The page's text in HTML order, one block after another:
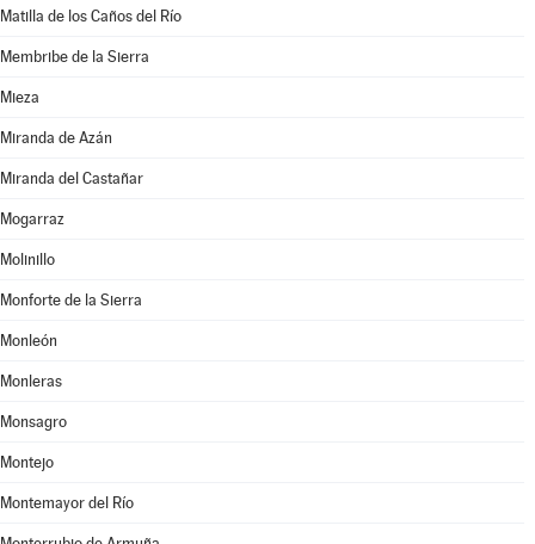
Matilla de los Caños del Río
Membribe de la Sierra
Mieza
Miranda de Azán
Miranda del Castañar
Mogarraz
Molinillo
Monforte de la Sierra
Monleón
Monleras
Monsagro
Montejo
Montemayor del Río